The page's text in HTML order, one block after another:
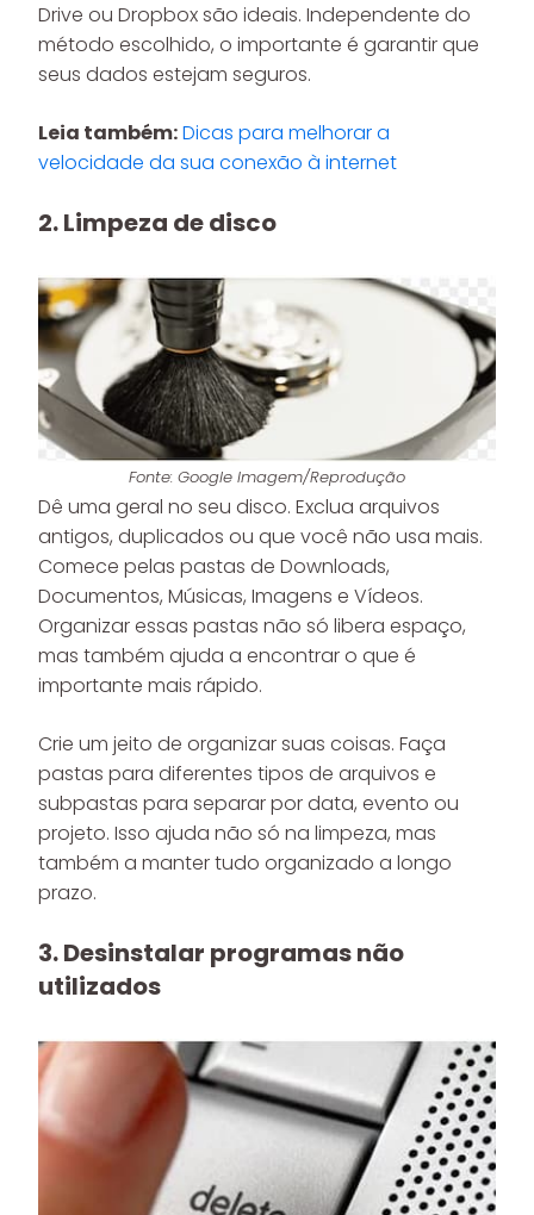
Drive ou Dropbox são ideais. Independente do
método escolhido, o importante é garantir que
seus dados estejam seguros.
Leia também:Dicas para melhorar a
velocidade da sua conexão à internet
2. Limpeza de disco
Fonte: Google Imagem/Reprodução
Dê uma geral no seu disco. Exclua arquivos
antigos, duplicados ou que você não usa mais.
Comece pelas pastas de Downloads,
Documentos, Músicas, Imagens e Vídeos.
Organizar essas pastas não só libera espaço,
mas também ajuda a encontrar o que é
importante mais rápido.
Crie um jeito de organizar suas coisas. Faça
pastas para diferentes tipos de arquivos e
subpastas para separar por data, evento ou
projeto. Isso ajuda não só na limpeza, mas
também a manter tudo organizado a longo
prazo.
3. Desinstalar programas não
utilizados